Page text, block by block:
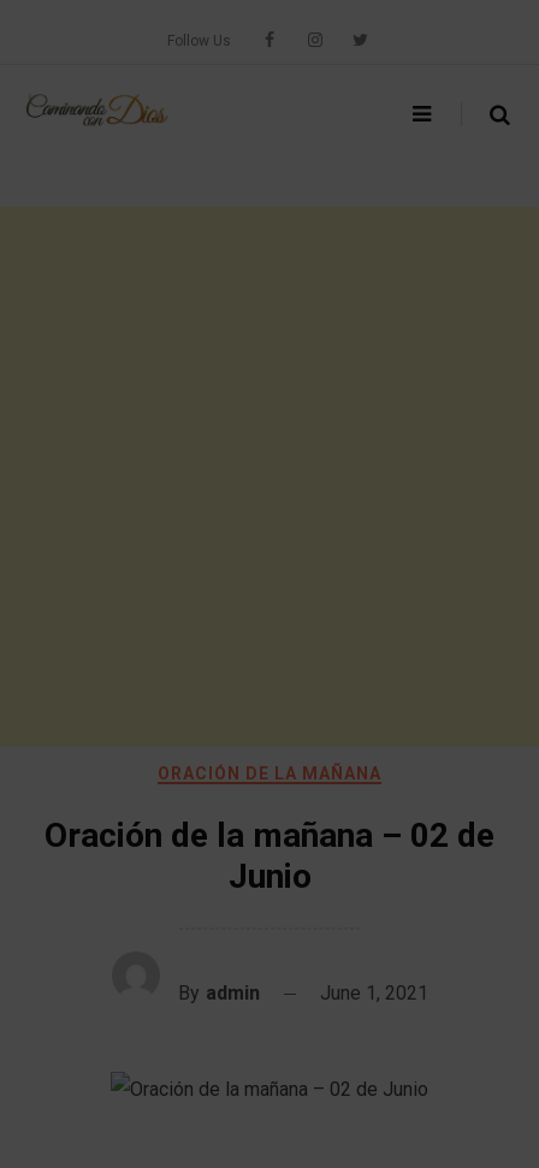
Follow Us
ORACIÓN DE LA MAÑANA
Oración de la mañana – 02 de
Junio
By admin June 1, 2021